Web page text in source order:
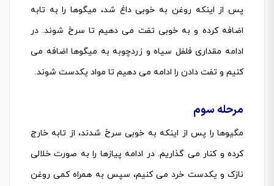
پس از اینکه روغن به خوبی داغ شد، میگوها را به تابه
اضافه کرده و به خوبی تفت می دهیم تا سرخ شوند. در
ادامه مقداری فلفل سیاه و زردچوبه به میگوها اضافه می
کنیم و تفت دادن را ادامه می دهیم تا مواد یکدست شوند.
مرحله سوم
مگیوها را پس از اینکه به خوبی سرخ شدند، از تابه خارج
کرده و کنار می گذاریم. در ادامه پیازها را به صورت خلالی
نازک و یکدست خرد می کنیم، سپس به همراه کمی روغن